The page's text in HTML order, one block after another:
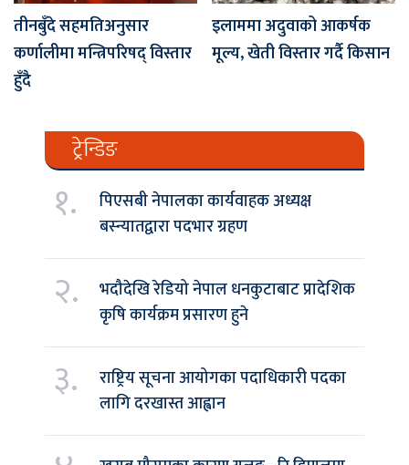
तीनबुँदे सहमतिअनुसार
कर्णालीमा मन्त्रिपरिषद् विस्तार
हुँदै
इलाममा अदुवाको आकर्षक
मूल्य, खेती विस्तार गर्दै किसान
ट्रेन्डिङ
१.
पिएसबी नेपालका कार्यवाहक अध्यक्ष
बस्न्यातद्वारा पदभार ग्रहण
२.
भदौदेखि रेडियो नेपाल धनकुटाबाट प्रादेशिक
कृषि कार्यक्रम प्रसारण हुने
३.
राष्ट्रिय सूचना आयोगका पदाधिकारी पदका
लागि दरखास्त आह्वान